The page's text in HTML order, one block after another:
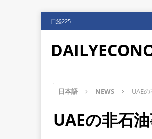
日経225
日本語 NEWS UAE
UAEの非石